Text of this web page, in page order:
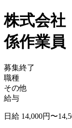
株式会
係作業員
募集終了
職種
その他
給与
日給 14,000円〜